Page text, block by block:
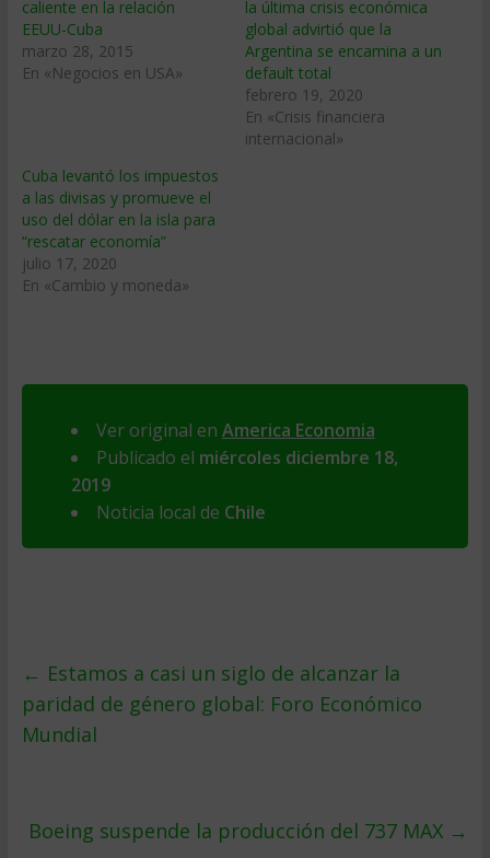
caliente en la relación
EEUU-Cuba
marzo 28, 2015
En «Negocios en USA»
la última crisis económica
global advirtió que la
Argentina se encamina a un
default total
febrero 19, 2020
En «Crisis financiera
internacional»
Cuba levantó los impuestos
a las divisas y promueve el
uso del dólar en la isla para
“rescatar economía”
julio 17, 2020
En «Cambio y moneda»
Ver original en America Economia
Publicado el miércoles diciembre 18,
2019
Noticia local de Chile
← Estamos a casi un siglo de alcanzar la
paridad de género global: Foro Económico
Mundial
Boeing suspende la producción del 737 MAX →